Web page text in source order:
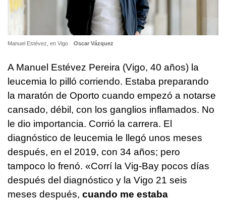
Manuel Estévez, en Vigo Oscar Vázquez
A Manuel Estévez Pereira (Vigo, 40 años) la
leucemia lo pilló corriendo. Estaba preparando
la maratón de Oporto cuando empezó a notarse
cansado, débil, con los ganglios inflamados. No
le dio importancia. Corrió la carrera. El
diagnóstico de leucemia le llegó unos meses
después, en el 2019, con 34 años; pero
tampoco lo frenó. «Corrí la Vig-Bay pocos días
después del diagnóstico y la Vigo 21 seis
meses después, cuando me estaba